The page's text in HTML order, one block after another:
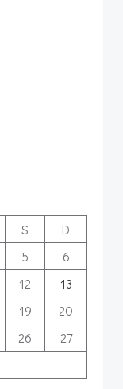
S
D
5
6
12
13
19
20
26
27